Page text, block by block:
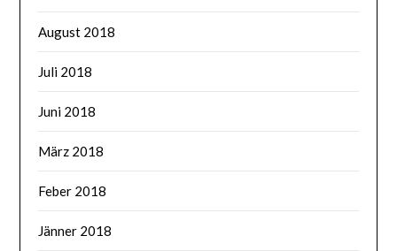
August 2018
Juli 2018
Juni 2018
März 2018
Feber 2018
Jänner 2018